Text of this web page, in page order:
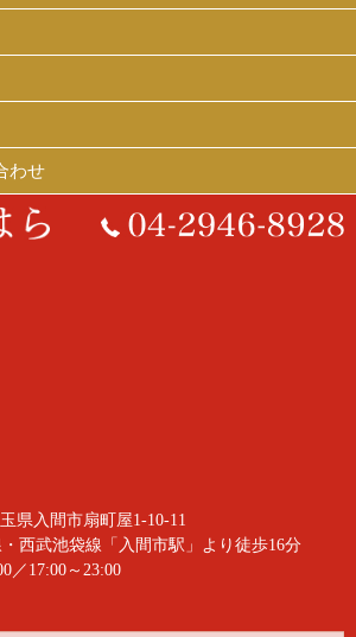
わせ
県入間市扇町屋1-10-11
西武池袋線「入間市駅」より徒歩16分
／17:00～23:00